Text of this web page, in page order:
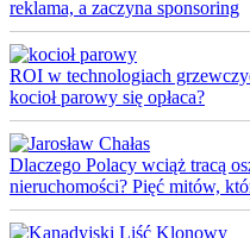
reklama, a zaczyna sponsoring
ROI w technologiach
kocioł parowy się opłaca?
Dlaczego Polacy wciąż tracą
nieruchomości? Pięć mitów,